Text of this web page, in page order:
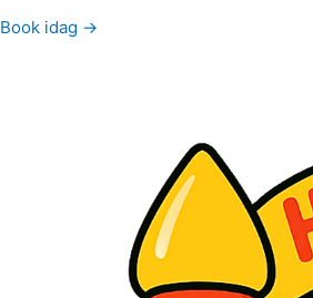
Book idag →